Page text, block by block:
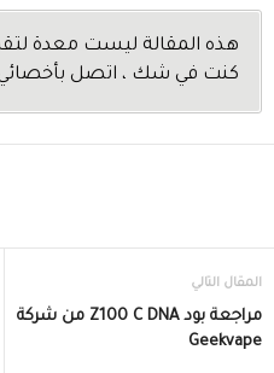
هذه المقالة ليست معدة
كنت في شك ، اتصل بأخصائي
المقال التالي
مراجعة بود Z100 C DNA من شركة
Geekvape